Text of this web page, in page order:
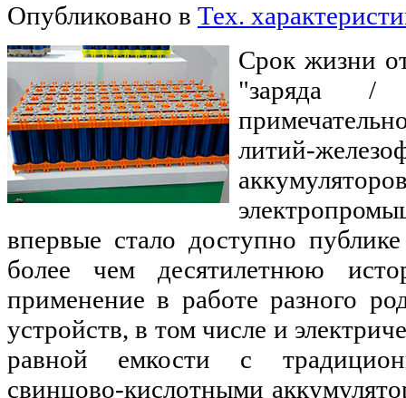
Опубликовано в Тех.
Срок жизни
"заряда /
литий-
впервые стало доступно
более чем десятилетнюю
применение в работе разного
устройств, в том числе и
равной емкости с
свинцово-кислотными